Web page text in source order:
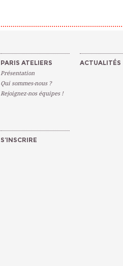
PARIS ATELIERS
Présentation
Qui sommes-nous ?
Rejoignez-nos équipes !
ACTUALITÉS
S’INSCRIRE